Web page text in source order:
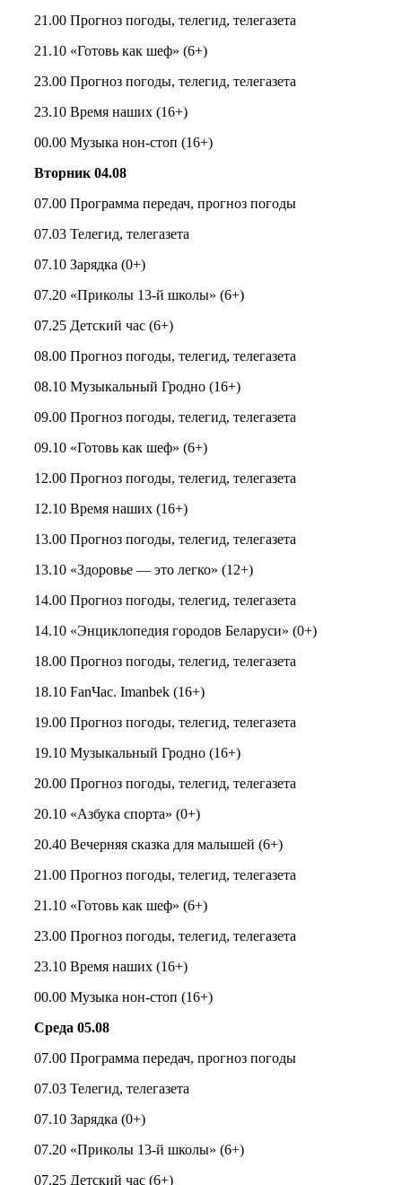
21.00 Прогноз погоды, телегид, телегазета
21.10 «Готовь как шеф» (6+)
23.00 Прогноз погоды, телегид, телегазета
23.10 Время наших (16+)
00.00 Музыка нон-стоп (16+)
Вторник 04.08
07.00 Программа передач, прогноз погоды
07.03 Телегид, телегазета
07.10 Зарядка (0+)
07.20 «Приколы 13-й школы» (6+)
07.25 Детский час (6+)
08.00 Прогноз погоды, телегид, телегазета
08.10 Музыкальный Гродно (16+)
09.00 Прогноз погоды, телегид, телегазета
09.10 «Готовь как шеф» (6+)
12.00 Прогноз погоды, телегид, телегазета
12.10 Время наших (16+)
13.00 Прогноз погоды, телегид, телегазета
13.10 «Здоровье — это легко» (12+)
14.00 Прогноз погоды, телегид, телегазета
14.10 «Энциклопедия городов Беларуси» (0+)
18.00 Прогноз погоды, телегид, телегазета
18.10 FanЧас. Imanbek (16+)
19.00 Прогноз погоды, телегид, телегазета
19.10 Музыкальный Гродно (16+)
20.00 Прогноз погоды, телегид, телегазета
20.10 «Азбука спорта» (0+)
20.40 Вечерняя сказка для малышей (6+)
21.00 Прогноз погоды, телегид, телегазета
21.10 «Готовь как шеф» (6+)
23.00 Прогноз погоды, телегид, телегазета
23.10 Время наших (16+)
00.00 Музыка нон-стоп (16+)
Среда 05.08
07.00 Программа передач, прогноз погоды
07.03 Телегид, телегазета
07.10 Зарядка (0+)
07.20 «Приколы 13-й школы» (6+)
07.25 Детский час (6+)